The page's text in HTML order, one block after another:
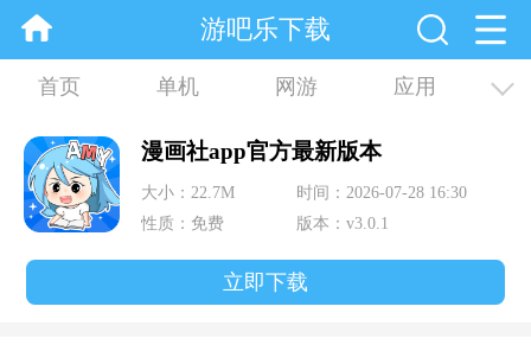
游吧乐下载
首页 单机 网游 应用
资讯 合集
漫画社app官方最新版本
大小：22.7M
时间：2026-07-28 16:30
性质：免费
版本：v3.0.1
立即下载